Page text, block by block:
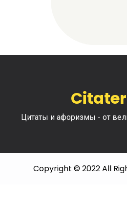
Цитаты и афоризмы - от
Copyright © 2022 All